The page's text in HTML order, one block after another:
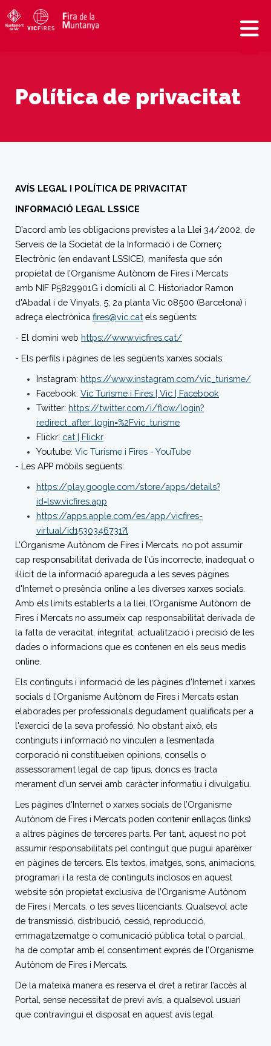
Política de privacitat
AVÍS LEGAL I POLÍTICA DE PRIVACITAT
INFORMACIÓ LEGAL LSSICE
D’acord amb les obligacions previstes a la Llei 34/2002, de
Serveis de la Societat de la Informació i de Comerç
Electrònic (en endavant LSSICE), manifesta que són
propietat de l’Organisme Autònom de Fires i Mercats
amb NIF P5829901G i domicili al C. Historiador Ramon
d'Abadal i de Vinyals, 5; 2a planta Vic 08500 (Barcelona) i
adreça electrònica fires@vic.cat els següents:
- El domini web https://www.vicfires.cat/
- Els perfils i pàgines de les següents xarxes socials:
Instagram: https://www.instagram.com/vic_turisme/
Facebook: Vic Turisme i Fires | Vic | Facebook
Twitter: https://twitter.com/i/flow/login?
redirect_after_login=%2Fvic_turisme
Flickr: cat | Flickr
Youtube: Vic Turisme i Fires - YouTube
- Les APP mòbils següents:
https://play.google.com/store/apps/details?
id=lsw.vicfires.app
https://apps.apple.com/es/app/vicfires-
virtual/id1530346731?l
L’Organisme Autònom de Fires i Mercats. no pot assumir
cap responsabilitat derivada de l'ús incorrecte, inadequat o
il·lícit de la informació apareguda a les seves pàgines
d'Internet o presència online a les diverses xarxes socials.
Amb els límits establerts a la llei, l’Organisme Autònom de
Fires i Mercats no assumeix cap responsabilitat derivada de
la falta de veracitat, integritat, actualització i precisió de les
dades o informacions que es contenen en els seus medis
online.
Els continguts i informació de les pàgines d'Internet i xarxes
socials d l’Organisme Autònom de Fires i Mercats estan
elaborades per professionals degudament qualificats per a
l'exercici de la seva professió. No obstant això, els
continguts i informació no vinculen a l’esmentada
corporació ni constitueixen opinions, consells o
assessorament legal de cap tipus, doncs es tracta
merament d'un servei amb caràcter informatiu i divulgatiu.
Les pàgines d'Internet o xarxes socials de l’Organisme
Autònom de Fires i Mercats poden contenir enllaços (links)
a altres pàgines de terceres parts. Per tant, aquest no pot
assumir responsabilitats pel contingut que pugui aparèixer
en pàgines de tercers. Els textos, imatges, sons, animacions,
programari i la resta de continguts inclosos en aquest
website són propietat exclusiva de l’Organisme Autònom
de Fires i Mercats. o les seves llicenciants. Qualsevol acte
de transmissió, distribució, cessió, reproducció,
emmagatzematge o comunicació pública total o parcial,
ha de comptar amb el consentiment exprés de l’Organisme
Autònom de Fires i Mercats.
De la mateixa manera es reserva el dret a retirar l’accés al
Portal, sense necessitat de previ avís, a qualsevol usuari
que contravingui el disposat en aquest avís legal.